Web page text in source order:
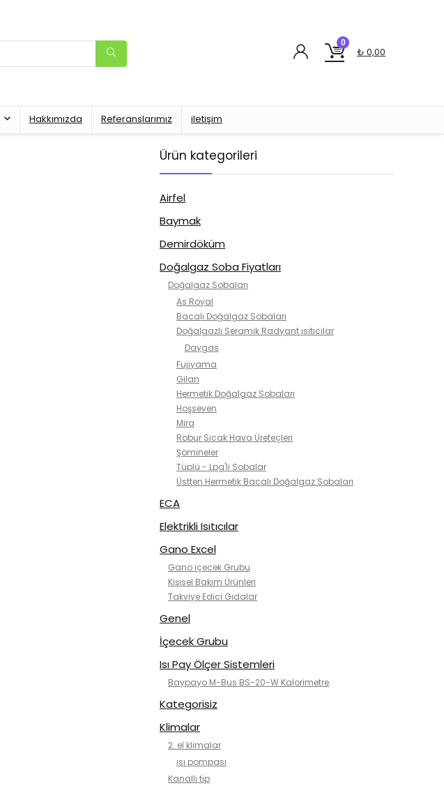
0
₺ 0,00
Hakkımızda Referanslarımız iletişim
Ürün kategorileri
Airfel
Baymak
Demirdöküm
Doğalgaz Soba Fiyatları
Doğalgaz Sobaları
As Royal
Bacalı Doğalgaz Sobaları
Doğalgazlı Seramik Radyant ısıtıcılar
Daygas
Fujiyama
Gilan
Hermetik Doğalgaz Sobaları
Hoşseven
Mira
Robur Sıcak Hava Üreteçleri
Şömineler
Tüplü - Lpg'li Sobalar
Üstten Hermetik Bacalı Doğalgaz Sobaları
ECA
Elektrikli Isıtıcılar
Gano Excel
Gano içecek Grubu
Kişisel Bakım Ürünleri
Takviye Edici Gıdalar
Genel
İçecek Grubu
Isı Pay Ölçer Sistemleri
Baypayo M-Bus BS-20-W Kalorimetre
Kategorisiz
Klimalar
2. el klimalar
ısı pompası
Kanallı tip